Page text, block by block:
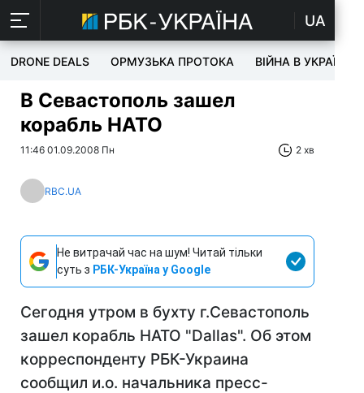
UA
DRONE DEALS ОРМУЗЬКА ПРОТОКА ВІЙНА В УКРАЇНІ
В Севастополь зашел
корабль НАТО
11:46 01.09.2008 Пн 2 хв
RBC.UA
Не витрачай час на шум! Читай тільки
суть з РБК-Україна у Google
Сегодня утром в бухту г.Севастополь
зашел корабль НАТО "Dallas". Об этом
корреспонденту РБК-Украина
сообщил и.о. начальника пресс-